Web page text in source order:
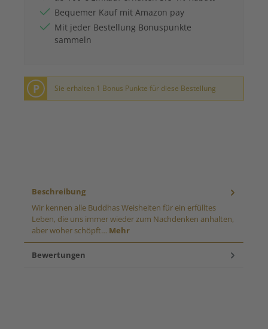
Bequemer Kauf mit Amazon pay
Mit jeder Bestellung Bonuspunkte
sammeln
P Sie erhalten 1 Bonus Punkte für diese Bestellung
Beschreibung
Wir kennen alle Buddhas Weisheiten für ein erfülltes
Leben, die uns immer wieder zum Nachdenken anhalten,
aber woher schöpft… Mehr
Bewertungen